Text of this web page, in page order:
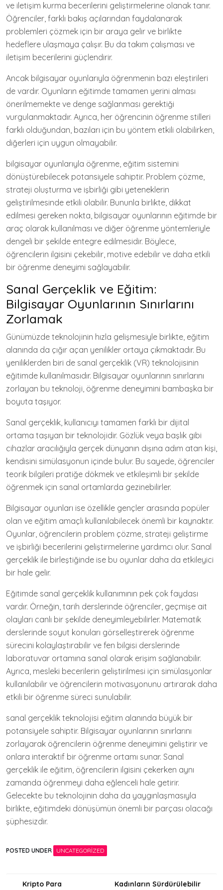
ve iletişim kurma becerilerini geliştirmelerine olanak tanır.
Öğrenciler, farklı bakış açılarından faydalanarak
problemleri çözmek için bir araya gelir ve birlikte
hedeflere ulaşmaya çalışır. Bu da takım çalışması ve
iletişim becerilerini güçlendirir.
Ancak bilgisayar oyunlarıyla öğrenmenin bazı eleştirileri
de vardır. Oyunların eğitimde tamamen yerini alması
önerilmemekte ve denge sağlanması gerektiği
vurgulanmaktadır. Ayrıca, her öğrencinin öğrenme stilleri
farklı olduğundan, bazıları için bu yöntem etkili olabilirken,
diğerleri için uygun olmayabilir.
bilgisayar oyunlarıyla öğrenme, eğitim sistemini
dönüştürebilecek potansiyele sahiptir. Problem çözme,
strateji oluşturma ve işbirliği gibi yeteneklerin
geliştirilmesinde etkili olabilir. Bununla birlikte, dikkat
edilmesi gereken nokta, bilgisayar oyunlarının eğitimde bir
araç olarak kullanılması ve diğer öğrenme yöntemleriyle
dengeli bir şekilde entegre edilmesidir. Böylece,
öğrencilerin ilgisini çekebilir, motive edebilir ve daha etkili
bir öğrenme deneyimi sağlayabilir.
Sanal Gerçeklik ve Eğitim:
Bilgisayar Oyunlarının Sınırlarını
Zorlamak
Günümüzde teknolojinin hızla gelişmesiyle birlikte, eğitim
alanında da çığır açan yenilikler ortaya çıkmaktadır. Bu
yeniliklerden biri de sanal gerçeklik (VR) teknolojisinin
eğitimde kullanılmasıdır. Bilgisayar oyunlarının sınırlarını
zorlayan bu teknoloji, öğrenme deneyimini bambaşka bir
boyuta taşıyor.
Sanal gerçeklik, kullanıcıyı tamamen farklı bir dijital
ortama taşıyan bir teknolojidir. Gözlük veya başlık gibi
cihazlar aracılığıyla gerçek dünyanın dışına adım atan kişi,
kendisini simülasyonun içinde bulur. Bu sayede, öğrenciler
teorik bilgileri pratiğe dökmek ve etkileşimli bir şekilde
öğrenmek için sanal ortamlarda gezinebilirler.
Bilgisayar oyunları ise özellikle gençler arasında popüler
olan ve eğitim amaçlı kullanılabilecek önemli bir kaynaktır.
Oyunlar, öğrencilerin problem çözme, strateji geliştirme
ve işbirliği becerilerini geliştirmelerine yardımcı olur. Sanal
gerçeklik ile birleştiğinde ise bu oyunlar daha da etkileyici
bir hale gelir.
Eğitimde sanal gerçeklik kullanımının pek çok faydası
vardır. Örneğin, tarih derslerinde öğrenciler, geçmişe ait
olayları canlı bir şekilde deneyimleyebilirler. Matematik
derslerinde soyut konuları görselleştirerek öğrenme
sürecini kolaylaştırabilir ve fen bilgisi derslerinde
laboratuvar ortamına sanal olarak erişim sağlanabilir.
Ayrıca, mesleki becerilerin geliştirilmesi için simülasyonlar
kullanılabilir ve öğrencilerin motivasyonunu artırarak daha
etkili bir öğrenme süreci sunulabilir.
sanal gerçeklik teknolojisi eğitim alanında büyük bir
potansiyele sahiptir. Bilgisayar oyunlarının sınırlarını
zorlayarak öğrencilerin öğrenme deneyimini geliştirir ve
onlara interaktif bir öğrenme ortamı sunar. Sanal
gerçeklik ile eğitim, öğrencilerin ilgisini çekerken aynı
zamanda öğrenmeyi daha eğlenceli hale getirir.
Gelecekte bu teknolojinin daha da yaygınlaşmasıyla
birlikte, eğitimdeki dönüşümün önemli bir parçası olacağı
şüphesizdir.
POSTED UNDER UNCATEGORIZED
YazıKripto Para Kadınların Sürdürülebilir